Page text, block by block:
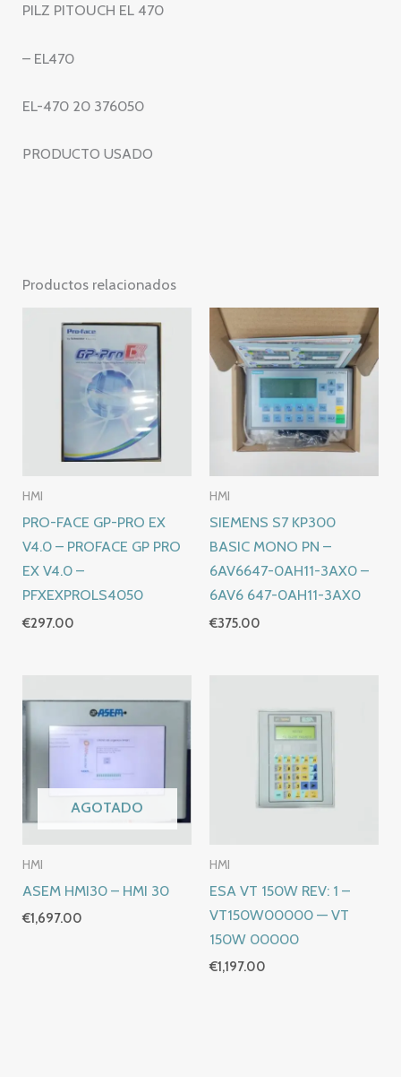
cantidad
PILZ PITOUCH EL 470
– EL470
EL-470 20 376050
PRODUCTO USADO
Productos relacionados
HMI
PRO-FACE GP-PRO EX
V4.0 – PROFACE GP PRO
EX V4.0 –
PFXEXPROLS4050
€297.00
HMI
SIEMENS S7 KP300
BASIC MONO PN –
6AV6647-0AH11-3AX0 –
6AV6 647-0AH11-3AX0
€375.00
AGOTADO
HMI
ASEM HMI30 – HMI 30
€1,697.00
HMI
ESA VT 150W REV: 1 –
VT150W00000 — VT
150W 00000
€1,197.00